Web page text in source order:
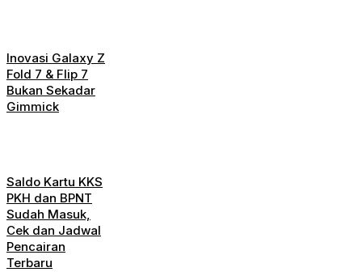
Inovasi Galaxy Z
Fold 7 & Flip 7
Bukan Sekadar
Gimmick
Saldo Kartu KKS
PKH dan BPNT
Sudah Masuk,
Cek dan Jadwal
Pencairan
Terbaru